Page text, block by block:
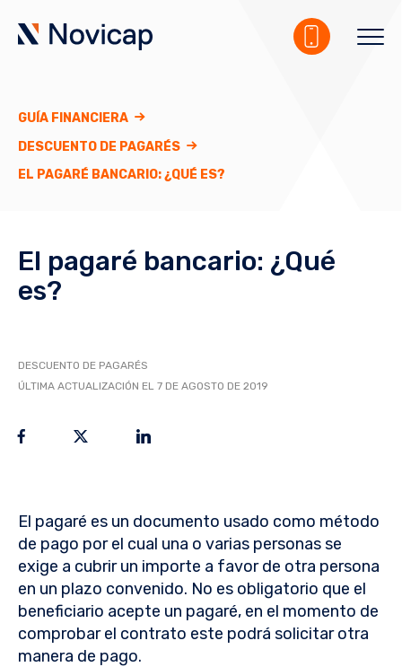
GUÍA FINANCIERA
DESCUENTO DE PAGARÉS
EL PAGARÉ BANCARIO: ¿QUÉ ES?
El pagaré bancario: ¿Qué
es?
DESCUENTO DE PAGARÉS
ÚLTIMA ACTUALIZACIÓN EL 7 DE AGOSTO DE 2019
El pagaré es un documento usado como método
de pago por el cual una o varias personas se
exige a cubrir un importe a favor de otra persona
en un plazo convenido. No es obligatorio que el
beneficiario acepte un pagaré, en el momento de
comprobar el contrato este podrá solicitar otra
manera de pago.